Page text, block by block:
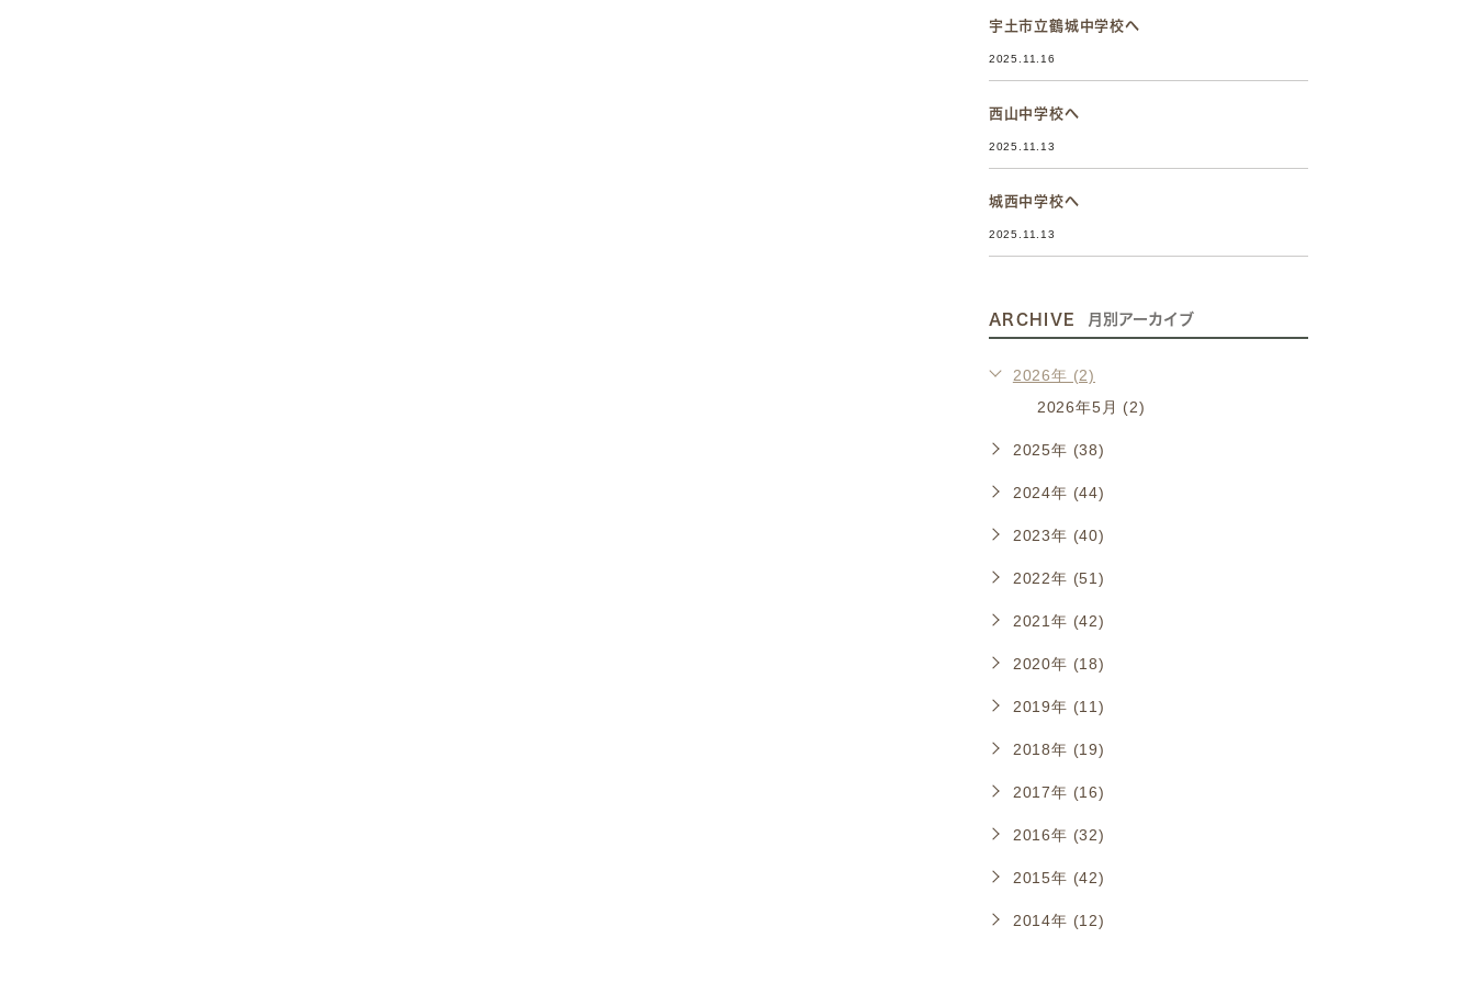
宇土市立鶴城中学校へ
2025.11.16
西山中学校へ
2025.11.13
城西中学校へ
2025.11.13
ARCHIVE 月別アーカイブ
2026年 (2)
2026年5月 (2)
2025年 (38)
2024年 (44)
2023年 (40)
2022年 (51)
2021年 (42)
2020年 (18)
2019年 (11)
2018年 (19)
2017年 (16)
2016年 (32)
2015年 (42)
2014年 (12)